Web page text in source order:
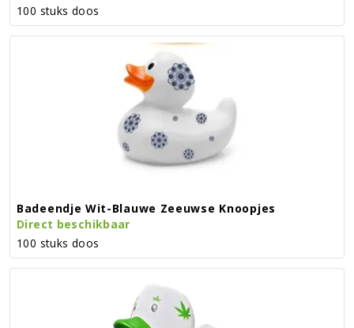
100 stuks doos
Badeendje Wit-Blauwe Zeeuwse Knoopjes
Direct beschikbaar
100 stuks doos